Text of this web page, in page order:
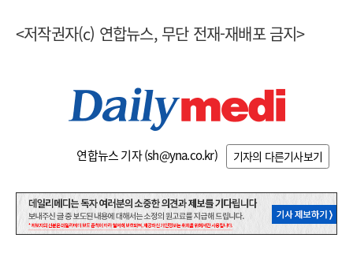
<저작권자(c) 연합뉴스, 무단 전재-재배포 금지>
연합뉴스 기자 (sh@yna.co.kr) 기자의 다른기사보기